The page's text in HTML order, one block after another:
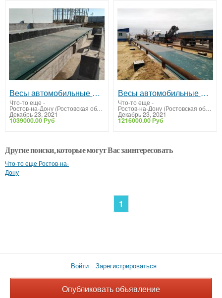
Весы автомобильные 80 тонн ВА-СХТ-80
Что-то еще -
Ростов-на-Дону (Ростовская область)
Декабрь 23, 2021
1039000.00 Руб
Весы автомобильные 100 тонн ВА-СХТ-100
Что-то еще -
Ростов-на-Дону (Ростовская область)
Декабрь 23, 2021
1216000.00 Руб
Другие поиски, которые могут Вас заинтересовать
Что-то еще Ростов-на-
Дону
1
Войти Зарегистрироваться
Опубликовать объявление